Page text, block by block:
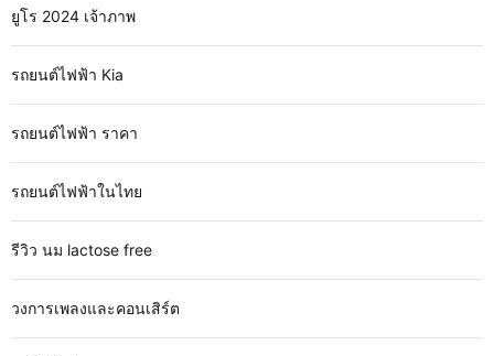
ยูโร 2024 เจ้าภาพ
รถยนต์ไฟฟ้า Kia
รถยนต์ไฟฟ้า ราคา
รถยนต์ไฟฟ้าในไทย
รีวิว นม lactose free
วงการเพลงและคอนเสิร์ต